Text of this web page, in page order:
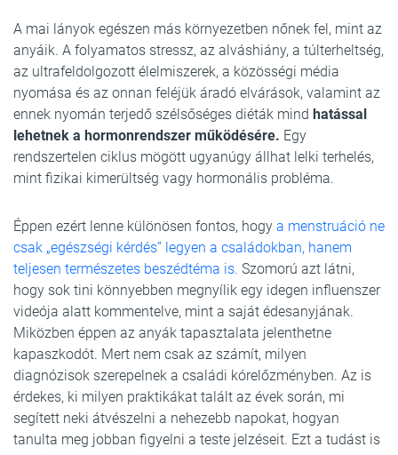
A mai lányok egészen más környezetben nőnek fel, mint az
anyáik. A folyamatos stressz, az alváshiány, a túlterheltség,
az ultrafeldolgozott élelmiszerek, a közösségi média
nyomása és az onnan feléjük áradó elvárások, valamint az
ennek nyomán terjedő szélsőséges diéták mind hatással
lehetnek a hormonrendszer működésére. Egy
rendszertelen ciklus mögött ugyanúgy állhat lelki terhelés,
mint fizikai kimerültség vagy hormonális probléma.
Éppen ezért lenne különösen fontos, hogy a menstruáció ne
csak „egészségi kérdés” legyen a családokban, hanem
teljesen természetes beszédtéma is. Szomorú azt látni,
hogy sok tini könnyebben megnyílik egy idegen influenszer
videója alatt kommentelve, mint a saját édesanyjának.
Miközben éppen az anyák tapasztalata jelenthetne
kapaszkodót. Mert nem csak az számít, milyen
diagnózisok szerepelnek a családi kórelőzményben. Az is
érdekes, ki milyen praktikákat talált az évek során, mi
segített neki átvészelni a nehezebb napokat, hogyan
tanulta meg jobban figyelni a teste jelzéseit. Ezt a tudást is